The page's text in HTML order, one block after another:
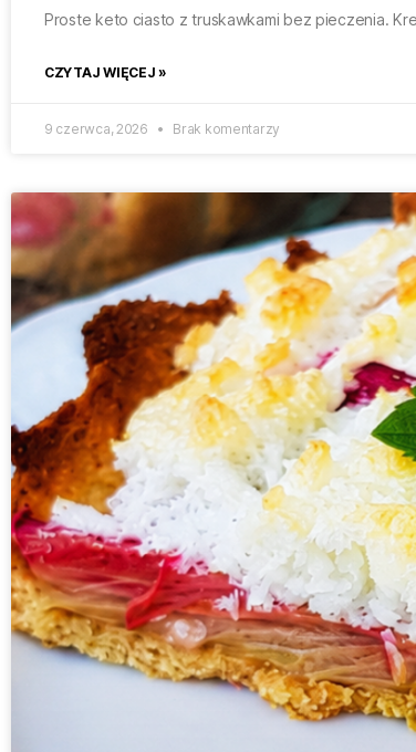
Proste keto ciasto z truskawkami bez pieczenia.
CZYTAJ WIĘCEJ »
9 czerwca, 2026 Brak komentarzy